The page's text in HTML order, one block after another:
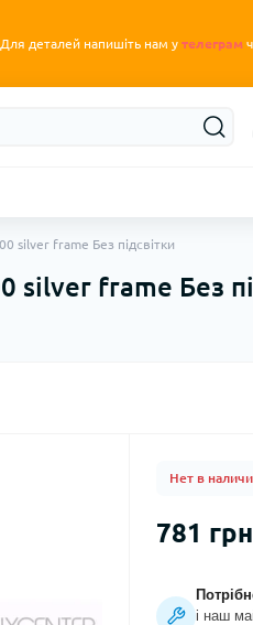
Для деталей напишіть нам у телеграм
silver frame Без підсвітки
silver frame Без
Нет в
781 грн
і наш